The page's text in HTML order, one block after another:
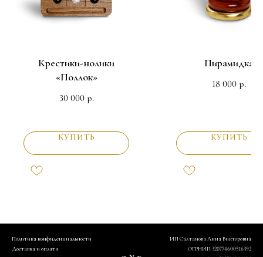
Крестики-нолики
«Поллок»
30 000 р.
КУПИТЬ
Пирамидка
18 000 р.
КУПИТЬ
ИП Салтанова Анна Викторовна
ОГРНИП 320774600516392
Доставка и оплата
Политика конфиденциальности